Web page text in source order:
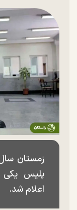
پلیس یکی
اعلام شد.